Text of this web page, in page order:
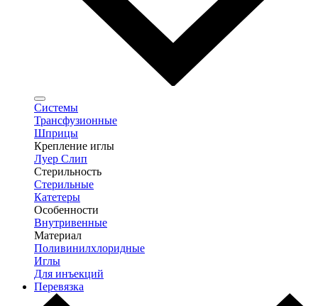
Системы
Трансфузионные
Шприцы
Крепление иглы
Луер Слип
Стерильность
Стерильные
Катетеры
Особенности
Внутривенные
Материал
Поливинилхлоридные
Иглы
Для инъекций
Перевязка